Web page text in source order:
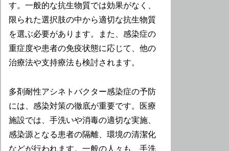
す。一般的な抗生物質では効果がなく、
限られた選択肢の中から適切な抗生物質
を選ぶ必要があります。また、感染症の
重症度や患者の免疫状態に応じて、他の
治療法や支持療法も検討されます。
多剤耐性アシネトバクター感染症の予防
には、感染対策の徹底が重要です。医療
施設では、手洗いや消毒の適切な実施、
感染源となる患者の隔離、環境の清潔化
などが行われます。一般の人々も、手洗